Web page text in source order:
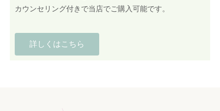
カウンセリング付きで当店でご購入可能です。
詳しくはこちら